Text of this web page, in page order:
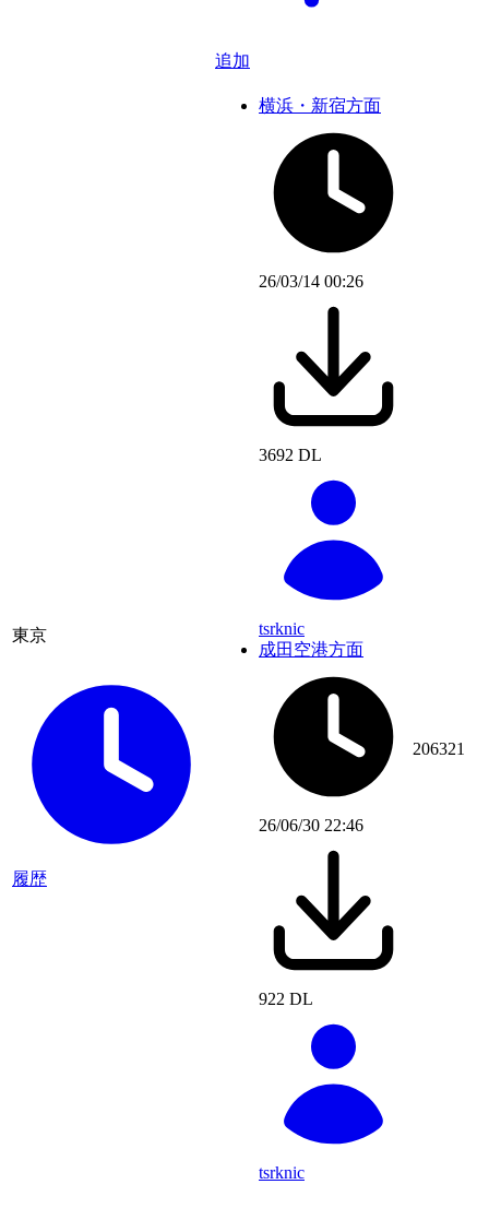
追加
東京
履歴
横浜・新宿方面
26/03/14 00:26
3692 DL
tsrknic
成田空港方面
26/06/30 22:46
922 DL
tsrknic
206321